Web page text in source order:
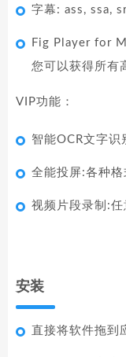
字幕: ass, ssa,
Fig Player for
您可以获得所有
VIP功能：
智能OCR文字识
全能投屏:各种
视频片段录制:
安装
直接将软件拖到